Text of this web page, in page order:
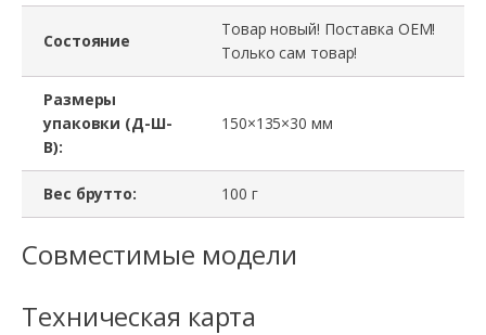
2Gb,
12800S,
Состояние
Товар новый! Поставка ОЕМ!
Только сам товар!
Размеры
упаковки (Д-Ш-
В):
150×135×30 мм
Вес брутто: 100 г
Совместимые модели
Техническая карта